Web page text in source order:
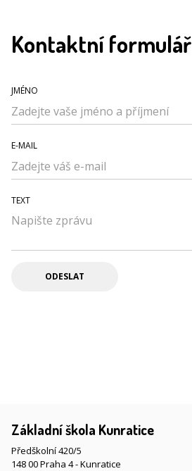
Kontaktní formulář
JMÉNO
E-MAIL
TEXT
Základní škola Kunratice
Předškolní 420/5
148 00 Praha 4 - Kunratice